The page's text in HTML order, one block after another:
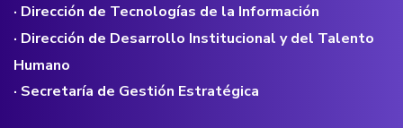
· Dirección de Tecnologías de la Información
· Dirección de Desarrollo Institucional y del Talento
Humano
· Secretaría de Gestión Estratégica